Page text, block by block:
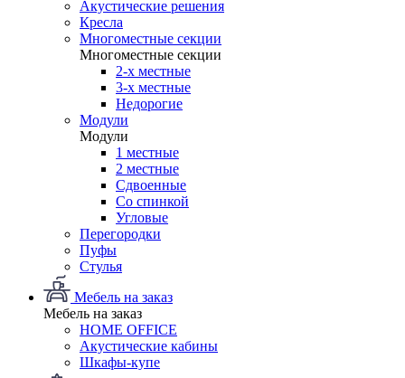
Акустические решения
Кресла
Многоместные секции
Многоместные секции
2-х местные
3-х местные
Недорогие
Модули
Модули
1 местные
2 местные
Сдвоенные
Со спинкой
Угловые
Перегородки
Пуфы
Стулья
Мебель на заказ
Мебель на заказ
HOME OFFICE
Акустические кабины
Шкафы-купе